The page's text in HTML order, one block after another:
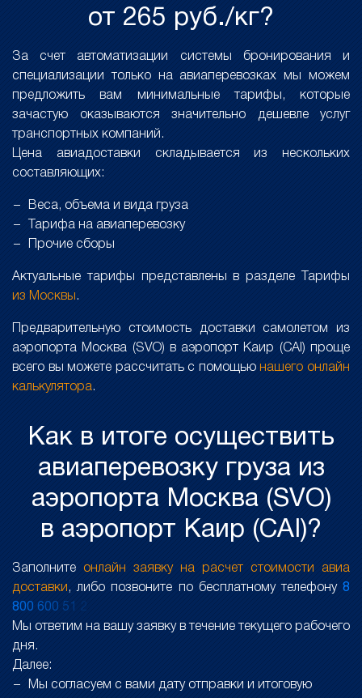
от 265 руб./кг?
За счет автоматизации системы бронирования и
специализации только на авиаперевозках мы можем
предложить вам минимальные тарифы, которые
зачастую оказываются значительно дешевле услуг
транспортных компаний.
Цена авиадоставки складывается из нескольких
составляющих:
Веса, объема и вида груза
Тарифа на авиаперевозку
Прочие сборы
Актуальные тарифы представлены в разделе Тарифы
из Москвы .
Предварительную стоимость доставки самолетом из
аэропорта Москва (SVO) в аэропорт Каир (CAI) проще
всего вы можете рассчитать с помощью нашего онлайн
калькулятора.
Как в итоге осуществить
авиаперевозку груза из
аэропорта Москва (SVO)
в аэропорт Каир (CAI)?
Заполните онлайн заявку на расчет стоимости авиа
доставки , либо позвоните по бесплатному телефону 8
800 600 5 1
2
Мы ответим на вашу заявку в течение текущего рабочего
дня.
Далее:
Мы согласуем с вами дату отправки и итоговую